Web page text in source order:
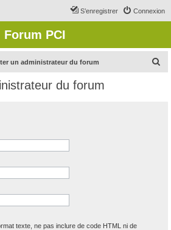
Connexion
S’enregistrer
Forum PCI
un administrateur du forum
du forum
texte, ne pas inclure de code HTML ni de